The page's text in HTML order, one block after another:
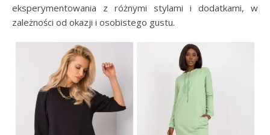
eksperymentowania z różnymi stylami i dodatkami, w
zależności od okazji i osobistego gustu.